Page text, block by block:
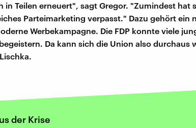
in Teilen erneuert", sagt Gregor. "Zumindest hat
Parteimarketing verpasst." Dazu gehört ein
Werbekampagne. Die FDP konnte viele
Da kann sich die Union also durchaus
der Krise